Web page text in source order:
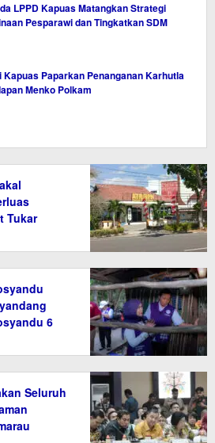
LPPD Kapuas Matangkan Strategi
Pesparawi dan Tingkatkan SDM
Kapuas Paparkan Penanganan Karhutla
Menko Polkam
Tukar
6
Seluruh